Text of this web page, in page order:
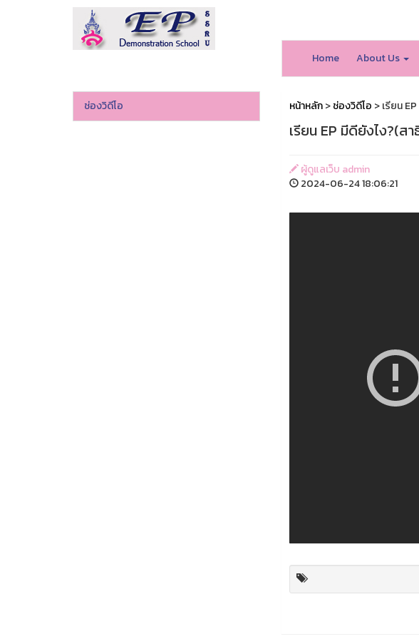
Home About Us
ช่องวิดีโอ หน้าหลัก>ช่องวิดีโอ > เรียน
เรียน EP มีดียังไง?(ส
ผู้ดูแลเว็บ admin
2024-06-24 18:06:21